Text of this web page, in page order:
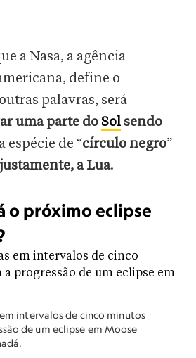
a Nasa, a agência
define o
palavras, será
uma parte do Sol sendo
espécie de “círculo negro”
justamente, a Lua.
o próximo eclipse
intervalos de cinco minutos
de um eclipse em Moose